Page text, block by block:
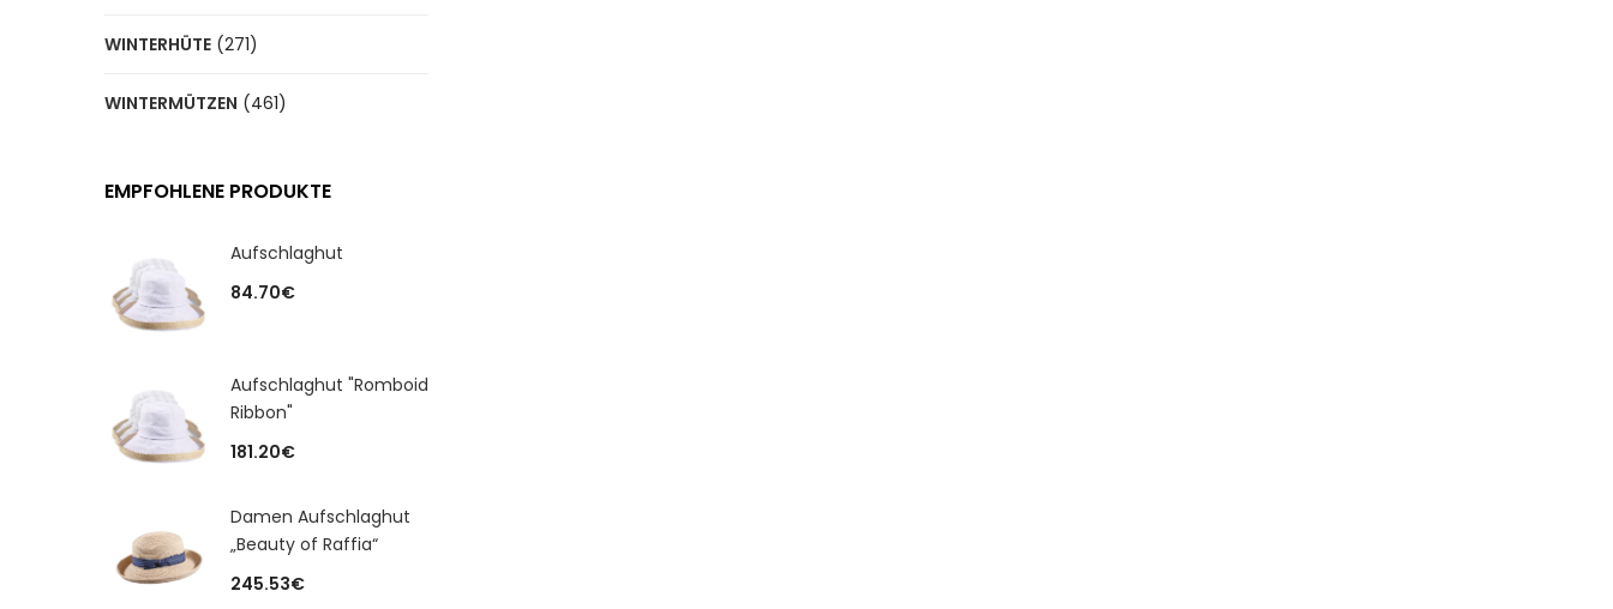
WINTERHÜTE (271)
WINTERMÜTZEN (461)
EMPFOHLENE PRODUKTE
Aufschlaghut
84.70€
Aufschlaghut "Romboid
Ribbon"
181.20€
Damen Aufschlaghut
„Beauty of Raffia“
245.53€